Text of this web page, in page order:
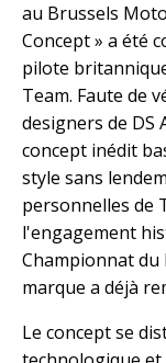
au Brussels
Concept » a été
pilote
Team. Faute de
designers de DS
concept inédit
style sans
personnelles de
l'engagement
Championnat du
marque a déjà
Le concept se